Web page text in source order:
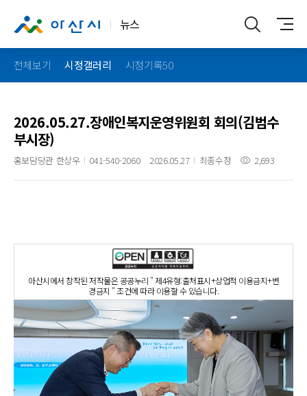
뉴스
전체보기 시정갤러리 시정기록50
2026.05.27.장애인복지운영위원회 회의(김범수
부시장)
홍보담당관 한상우 041-540-2060 2026.05.27 최종수정 2,693
아산시에서 창작된 저작물은 공공누리 " 제4유형:출처표시+상업적 이용금지+변
경금지 " 조건에 따라 이용할 수 있습니다.